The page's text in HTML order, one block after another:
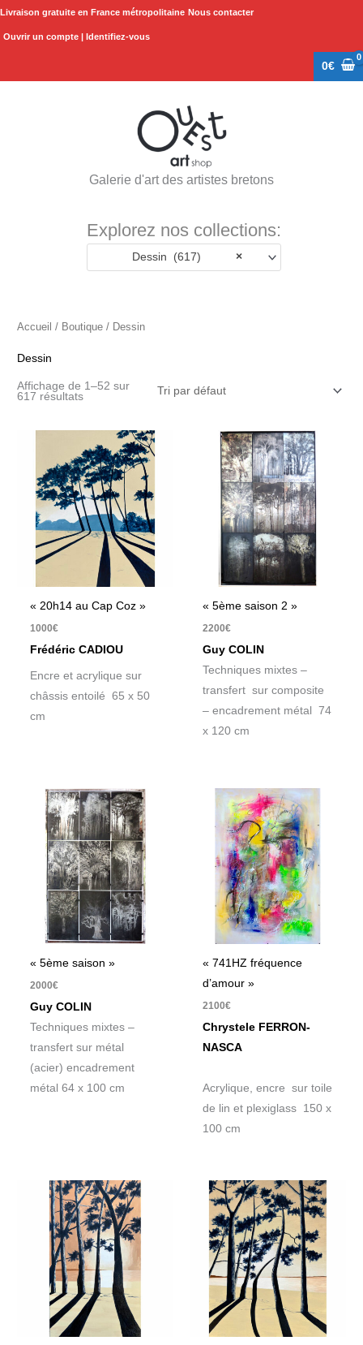
Aller
Livraison gratuite en France métropolitaine Nous contacter
Ouvrir un compte | Identifiez-vous
0€
Galerie d'art des artistes bretons
Explorez nos collections:
×
Dessin (617)
Accueil / Boutique / Dessin
Dessin
Affichage de 1–52 sur
617 résultats
« 20h14 au Cap Coz »
1000€
Frédéric CADIOU
Encre et acrylique sur
châssis entoilé 65 x 50
cm
« 5ème saison 2 »
2200€
Guy COLIN
Techniques mixtes –
transfert sur composite
– encadrement métal 74
x 120 cm
« 5ème saison »
2000€
Guy COLIN
Techniques mixtes –
transfert sur métal
(acier) encadrement
métal 64 x 100 cm
« 741HZ fréquence
d’amour »
2100€
Chrystele FERRON-
NASCA
Acrylique, encre sur toile
de lin et plexiglass 150 x
100 cm